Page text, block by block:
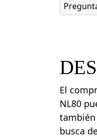
El
NL80
también
busca